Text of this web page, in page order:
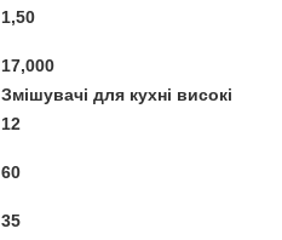
1,50
17,000
Змішувачі для кухні високі
12
60
35